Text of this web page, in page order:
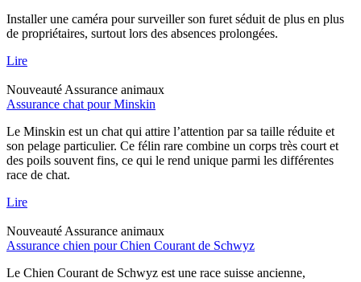
Installer une caméra pour surveiller son furet séduit de plus en plus
de propriétaires, surtout lors des absences prolongées.
Lire
Nouveauté Assurance animaux
Assurance chat pour Minskin
Le Minskin est un chat qui attire l’attention par sa taille réduite et
son pelage particulier. Ce félin rare combine un corps très court et
des poils souvent fins, ce qui le rend unique parmi les différentes
race de chat.
Lire
Nouveauté Assurance animaux
Assurance chien pour Chien Courant de Schwyz
Le Chien Courant de Schwyz est une race suisse ancienne,